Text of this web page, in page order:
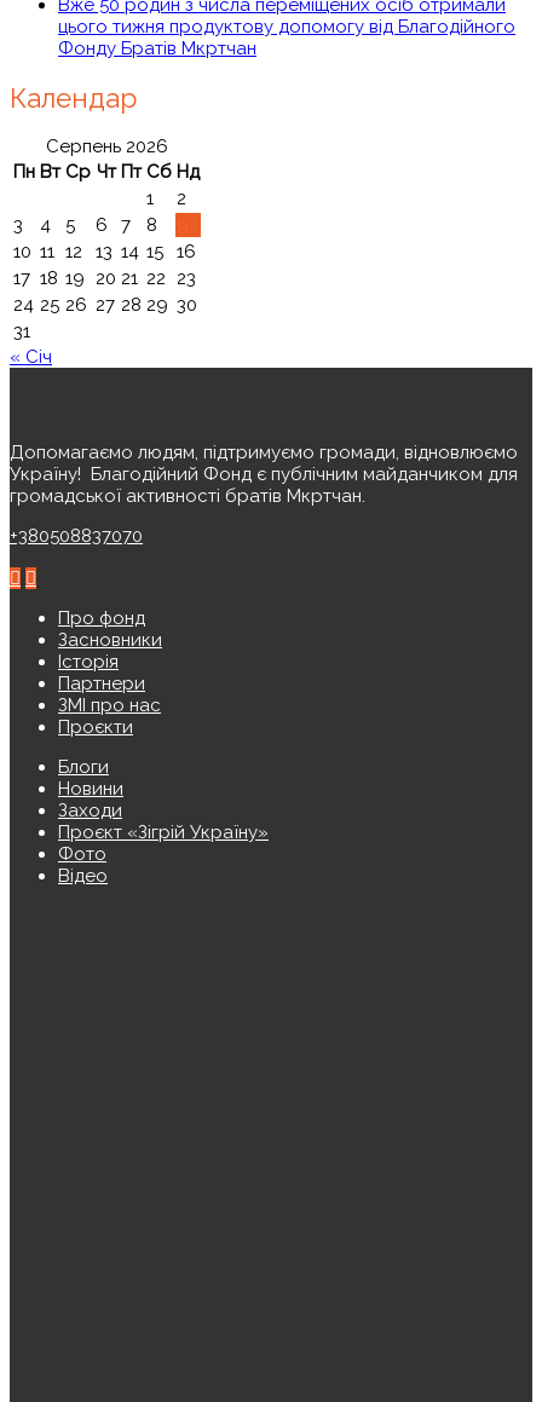
Вже 50 родин з числа переміщених осіб отримали
цього тижня продуктову допомогу від Благодійного
Фонду Братів Мкртчан
Календар
Серпень 2026
Пн Вт Ср Чт Пт Сб Нд
1
2
3
4 5 6 7 8
10 11 12 13 14 15
16
17 18 19 20 21 22
23
24 25 26 27 28 29 30
31
« Січ
Допомагаємо людям, підтримуємо громади, відновлюємо
Україну! ️ Благодійний Фонд є публічним майданчиком для
громадської активності братів Мкртчан.
+380508837070
Про фонд
Засновники
Історія
Партнери
ЗМІ про нас
Проєкти
Блоги
Новини
Заходи
Проєкт «Зігрій Україну»
Фото
Відео